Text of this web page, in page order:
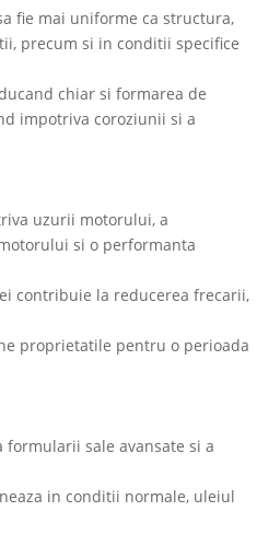
fie mai uniforme ca structura,
precum si in conditii specifice
chiar si formarea de
impotriva coroziunii si a
uzurii motorului, a
si o performanta
contribuie la reducerea frecarii,
proprietatile pentru o perioada
sale avansate si a
in conditii normale, uleiul